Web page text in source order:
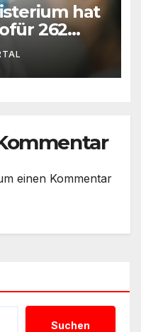
hat
262
einen Kommentar
Suchen